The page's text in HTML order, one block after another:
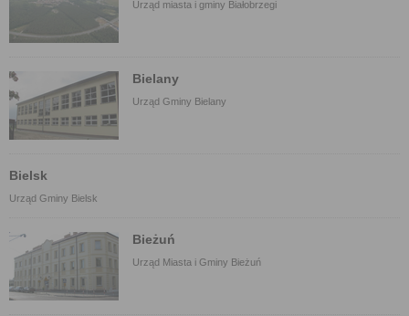
Urząd miasta i gminy Białobrzegi
Bielany
Urząd Gminy Bielany
Bielsk
Urząd Gminy Bielsk
Bieżuń
Urząd Miasta i Gminy Bieżuń